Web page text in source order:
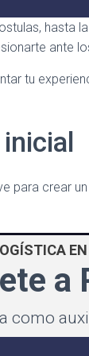
hasta
ante
tu
para crear
a
como